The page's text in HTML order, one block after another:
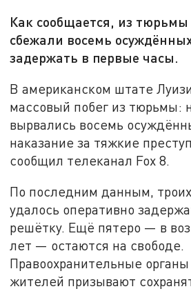
Как сообщается, из
сбежали восемь
задержать в первые часы.
В американском штате
массовый побег из тюрьмы:
вырвались восемь
наказание за тяжкие
сообщил телеканал Fox 8.
По последним данным,
удалось оперативно
решётку. Ещё пятеро — в
лет — остаются на свободе.
Правоохранительные
жителей призывают